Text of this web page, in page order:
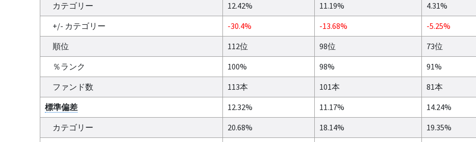
カテゴリー
12.42% 11.19% 4.31%
+/- カテゴリー
-30.4% -13.68% -5.25%
順位
112位 98位 73位
％ランク
100% 98% 91%
ファンド数
113本 101本 81本
標準偏差
12.32% 11.17% 14.24%
カテゴリー
20.68% 18.14% 19.35%